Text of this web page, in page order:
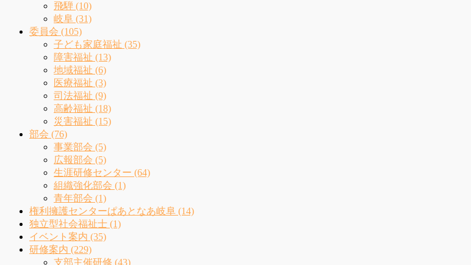
飛騨 (10)
岐阜 (31)
委員会 (105)
子ども家庭福祉 (35)
障害福祉 (13)
地域福祉 (6)
医療福祉 (3)
司法福祉 (9)
高齢福祉 (18)
災害福祉 (15)
部会 (76)
事業部会 (5)
広報部会 (5)
生涯研修センター (64)
組織強化部会 (1)
青年部会 (1)
権利擁護センターぱあとなあ岐阜 (14)
独立型社会福祉士 (1)
イベント案内 (35)
研修案内 (229)
支部主催研修 (43)